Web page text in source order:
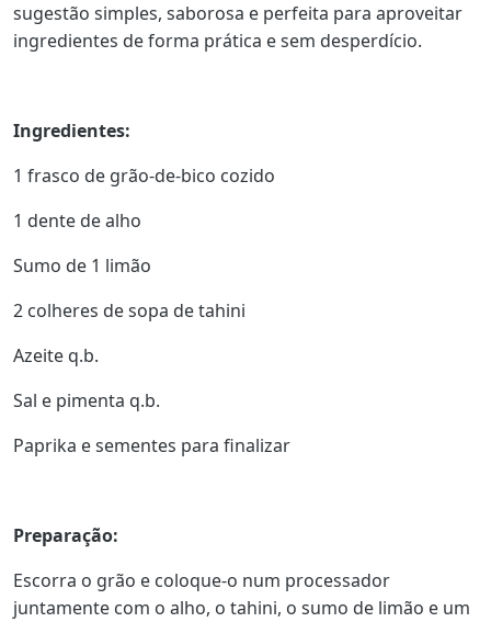
sugestão simples, saborosa e perfeita para aproveitar
ingredientes de forma prática e sem desperdício.
Ingredientes:
1 frasco de grão-de-bico cozido
1 dente de alho
Sumo de 1 limão
2 colheres de sopa de tahini
Azeite q.b.
Sal e pimenta q.b.
Paprika e sementes para finalizar
Preparação:
Escorra o grão e coloque-o num processador
juntamente com o alho, o tahini, o sumo de limão e um